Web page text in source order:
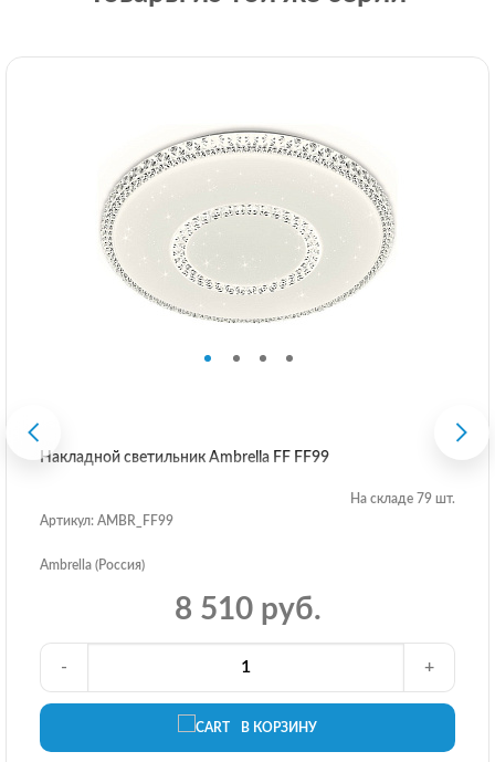
Накладной светильник Ambrella FF FF99
На складе 79 шт.
Артикул: AMBR_FF99
Ambrella (Россия)
8 510 руб.
В КОРЗИНУ
- +